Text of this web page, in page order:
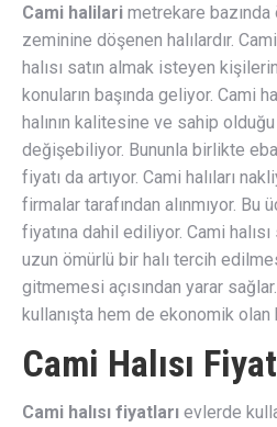
Cami halilari metrekare bazında
zeminine döşenen halılardır.
halısı satın almak isteyen
konuların başında geliyor. Cami
halının kalitesine ve sahip
değişebiliyor. Bununla birlikte
fiyatı da artıyor. Cami halıları
firmalar tarafından alınmıyor. Bu
fiyatına dahil ediliyor. Cami halısı
uzun ömürlü bir halı tercih
gitmemesi açısından yarar
kullanışta hem de ekonomik olan
Cami Halısı
Cami halısı fiyatları evlerde